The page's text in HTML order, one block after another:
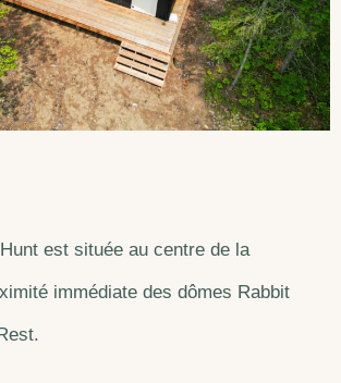
est située au centre de la
immédiate des dômes Rabbit